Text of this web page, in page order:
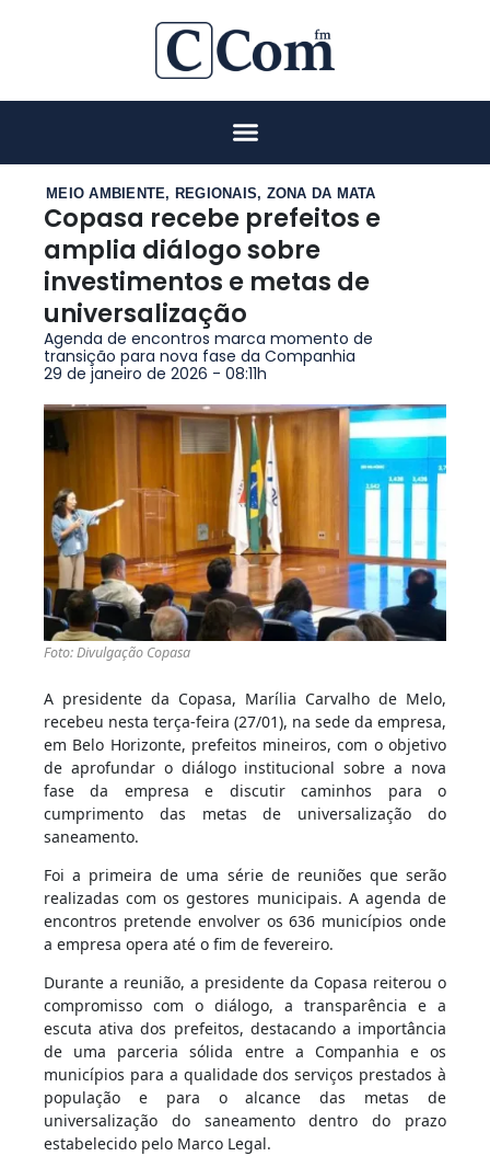
MEIO AMBIENTE, REGIONAIS, ZONA DA MATA
Copasa recebe prefeitos e
amplia diálogo sobre
investimentos e metas de
universalização
Agenda de encontros marca momento de
transição para nova fase da Companhia
29 de janeiro de 2026 - 08:11h
Foto: Divulgação Copasa
A presidente da Copasa, Marília Carvalho de Melo,
recebeu nesta terça-feira (27/01), na sede da empresa,
em Belo Horizonte, prefeitos mineiros, com o objetivo
de aprofundar o diálogo institucional sobre a nova
fase da empresa e discutir caminhos para o
cumprimento das metas de universalização do
saneamento.
Foi a primeira de uma série de reuniões que serão
realizadas com os gestores municipais. A agenda de
encontros pretende envolver os 636 municípios onde
a empresa opera até o fim de fevereiro.
Durante a reunião, a presidente da Copasa reiterou o
compromisso com o diálogo, a transparência e a
escuta ativa dos prefeitos, destacando a importância
de uma parceria sólida entre a Companhia e os
municípios para a qualidade dos serviços prestados à
população e para o alcance das metas de
universalização do saneamento dentro do prazo
estabelecido pelo Marco Legal.